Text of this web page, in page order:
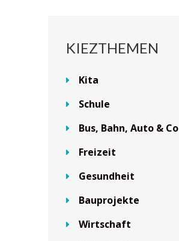
KIEZTHEMEN
Kita
Schule
Bus, Bahn, Auto & Co
Freizeit
Gesundheit
Bauprojekte
Wirtschaft